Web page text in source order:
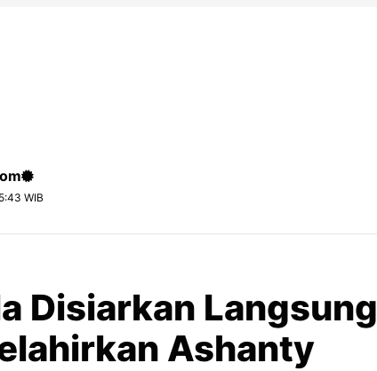
WIB
Disiarkan Langsung
Ashanty